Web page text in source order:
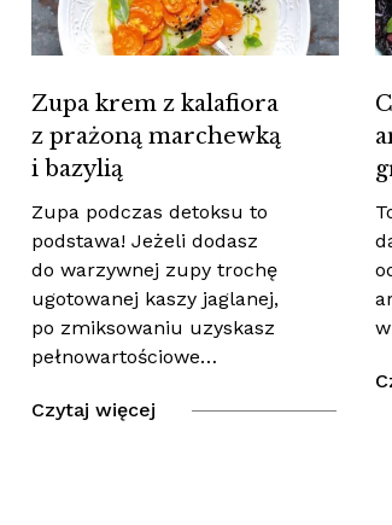
Zupa krem z kalafiora
z prażoną marchewką
i bazylią
Zupa podczas detoksu to
podstawa! Jeżeli dodasz
do warzywnej zupy trochę
ugotowanej kaszy jaglanej,
po zmiksowaniu uzyskasz
pełnowartościowe…
Czytaj więcej